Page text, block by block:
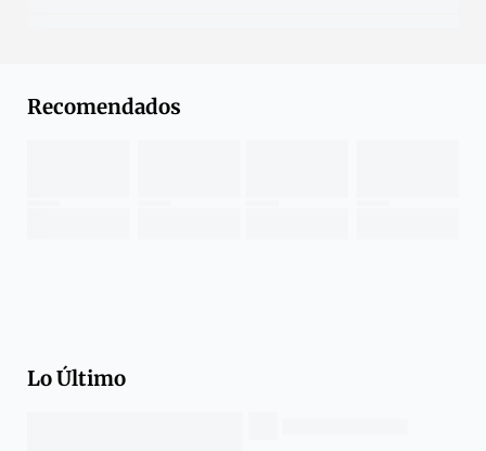
Recomendados
Lo Último